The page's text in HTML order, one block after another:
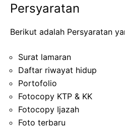
Persyaratan
Berikut adalah Persyaratan
Surat lamaran
Daftar riwayat hidup
Portofolio
Fotocopy KTP & KK
Fotocopy Ijazah
Foto terbaru